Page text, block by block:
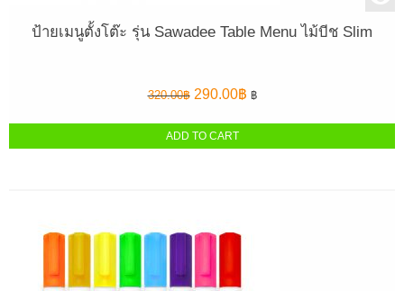
ป้ายเมนูตั้งโต๊ะ รุ่น Sawadee Table Menu ไม้บีช Slim
320.00฿ Original
was:
290.00฿Current
฿
ADD TO CART